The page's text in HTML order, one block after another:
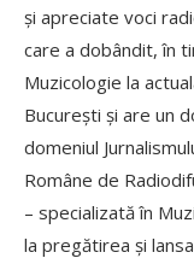
și apreciate voci
care a dobândit, în
Muzicologie la
București și are un
domeniul
Române de
– specializată în
la pregătirea și